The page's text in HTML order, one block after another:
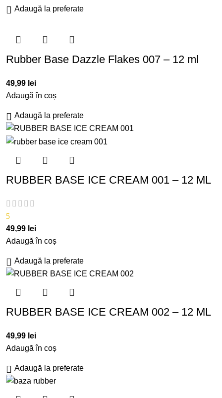
Adaugă la preferate
Rubber Base Dazzle Flakes 007 – 12 ml
49,99 lei
Adaugă în coș
Adaugă la preferate
RUBBER BASE ICE CREAM 001 – 12 ML
5
49,99 lei
Adaugă în coș
Adaugă la preferate
RUBBER BASE ICE CREAM 002 – 12 ML
49,99 lei
Adaugă în coș
Adaugă la preferate